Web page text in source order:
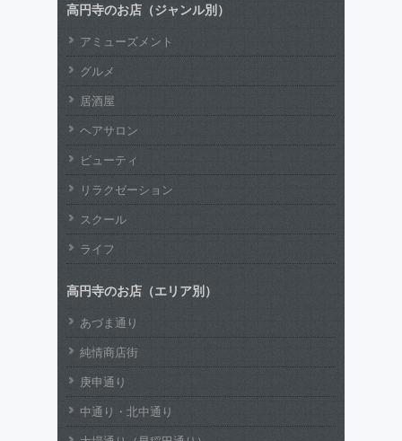
高円寺のお店（ジャンル別）
アミューズメント
グルメ
居酒屋
ヘアサロン
ビューティ
リラクゼーション
スクール
ライフ
高円寺のお店（エリア別）
あづま通り
純情商店街
庚申通り
中通り・北中通り